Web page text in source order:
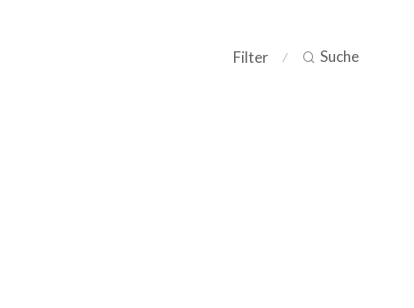
Filter ⁄ Suche